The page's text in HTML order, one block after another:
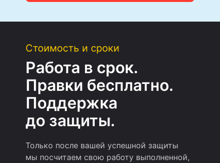
Стоимость и сроки
Работа в срок.
Правки бесплатно.
Поддержка
до защиты.
Только после вашей успешной защиты
мы посчитаем свою работу выполненной,